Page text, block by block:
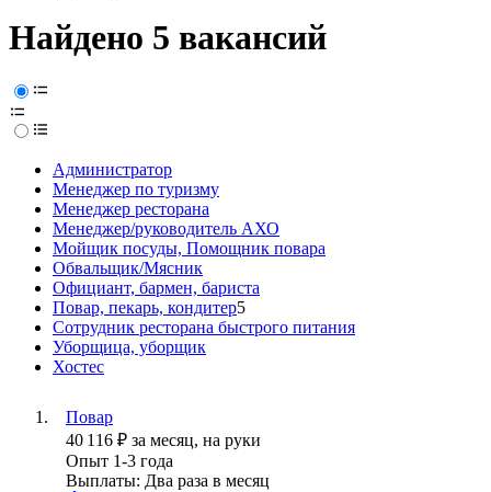
Найдено 5 вакансий
Администратор
Менеджер по туризму
Менеджер ресторана
Менеджер/руководитель АХО
Мойщик посуды, Помощник повара
Обвальщик/Мясник
Официант, бармен, бариста
Повар, пекарь, кондитер5
Сотрудник ресторана быстрого питания
Уборщица, уборщик
Хостес
Повар
40 116 ₽ за месяц, на руки
Опыт 1-3 года
Выплаты: Два раза в месяц